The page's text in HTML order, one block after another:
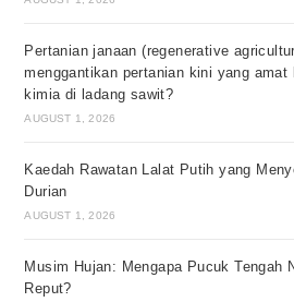
Pertanian janaan (regenerative
menggantikan pertanian kini yang amat
kimia di ladang sawit?
AUGUST 1, 2026
Kaedah Rawatan Lalat Putih yang
Durian
AUGUST 1, 2026
Musim Hujan: Mengapa Pucuk Tengah
Reput?